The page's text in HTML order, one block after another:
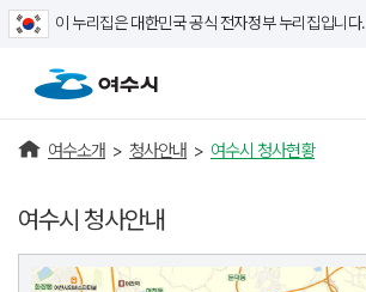
이 누리집은 대한민국 공식 전자정부 누리집입니다.
여수소개 > 청사안내 > 여수시 청사현황
여수시 청사안내